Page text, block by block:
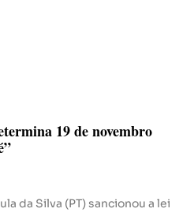
19 de novembro
da Silva (PT) sancionou a lei